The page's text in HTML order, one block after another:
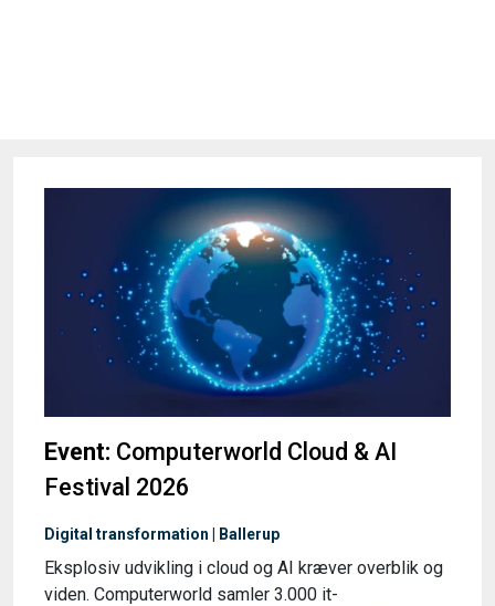
Event: Computerworld Cloud & AI
Festival 2026
Digital transformation | Ballerup
Eksplosiv udvikling i cloud og AI kræver overblik og
viden. Computerworld samler 3.000 it-